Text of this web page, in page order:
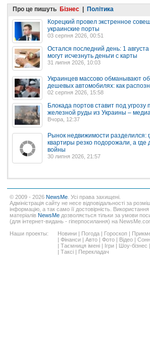
Про це пишуть Бізнес | Політика
Корецкий провел экстренное
украинские порты
03 серпня 2026, 00:51
Остался последний день: 1
могут исчезнуть деньги с карты
31 липня 2026, 10:03
Украинцев массово обманывают
дешевых автомобилях: как
02 серпня 2026, 15:58
Блокада портов ставит под угрозу
железной руды из Украины –
Вчора, 12:37
Рынок недвижимости разделился:
квартиры резко подорожали, а
войны
30 липня 2026, 21:57
© 2009 - 2026 NewsMe . Усі права захищені.
Адміністрація сайту не несе відповідальності за
інформацію, а так само її достовірність. Використання
матеріалів NewsMe дозволяється тільки за умови
(для інтернет-видань - гіперпосилання) на
Наши проекты:
Новини | Погода | Гороскоп |
| Фінанси | Авто | Фото | Відео |
| Таємниця імені | Ігри | Шоу-бізнес |
| Таксі | Перекладач